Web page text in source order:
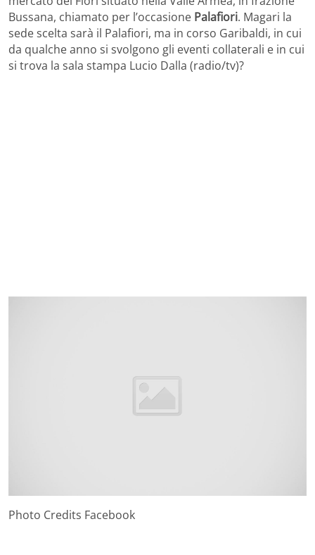
Bussana, chiamato per l’occasione Palafiori. Magari la
sede scelta sarà il Palafiori, ma in corso Garibaldi, in cui
da qualche anno si svolgono gli eventi collaterali e in cui
si trova la sala stampa Lucio Dalla (radio/tv)?
Photo Credits Facebook